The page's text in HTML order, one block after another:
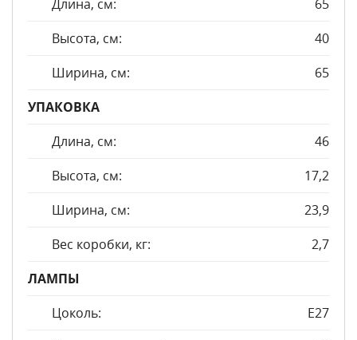
Длина, см:
65
Высота, см:
40
Ширина, см:
65
УПАКОВКА
Длина, см:
46
Высота, см:
17,2
Ширина, см:
23,9
Вес коробки, кг:
2,7
ЛАМПЫ
Цоколь:
E27